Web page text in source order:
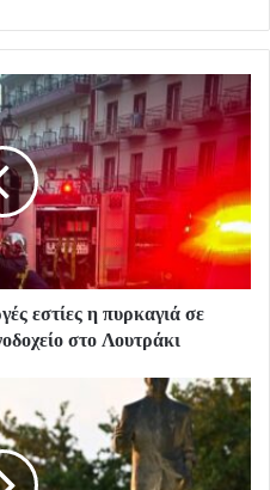
εστίες η πυρκαγιά σε
στο Λουτράκι